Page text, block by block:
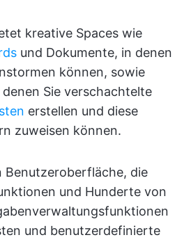
kreative Spaces wie
und Dokumente, in denen
können, sowie
Sie verschachtelte
erstellen und diese
zuweisen können.
Benutzeroberfläche, die
und Hunderte von
und benutzerdefinierte